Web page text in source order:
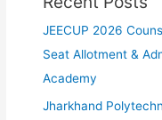
JEECUP 2026
Seat Allotment &
Academy
Jharkhand